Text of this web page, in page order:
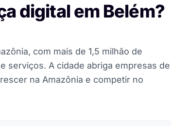
digital em Belém?
com mais de 1,5 milhão de
serviços. A cidade abriga empresas de
na Amazônia e competir no